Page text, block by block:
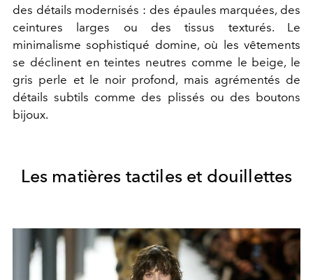
des détails modernisés : des épaules marquées, des
ceintures larges ou des tissus texturés. Le
minimalisme sophistiqué domine, où les vêtements
se déclinent en teintes neutres comme le beige, le
gris perle et le noir profond, mais agrémentés de
détails subtils comme des plissés ou des boutons
bijoux.
Les matières tactiles et douillettes